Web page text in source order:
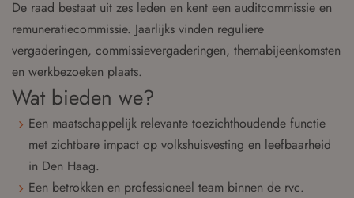
De raad bestaat uit zes leden en kent een auditcommissie en
remuneratiecommissie. Jaarlijks vinden reguliere
vergaderingen, commissievergaderingen, themabijeenkomsten
en werkbezoeken plaats.
Wat bieden we?
Een maatschappelijk relevante toezichthoudende functie
met zichtbare impact op volkshuisvesting en leefbaarheid
in Den Haag.
Een betrokken en professioneel team binnen de rvc.